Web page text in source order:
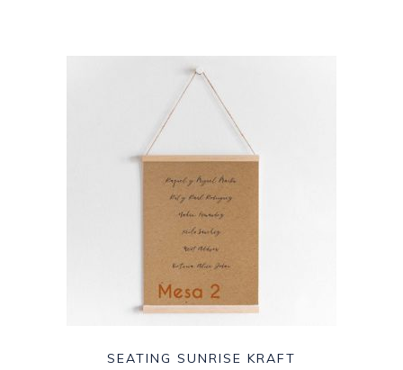
SEATING SUNRISE KRAFT